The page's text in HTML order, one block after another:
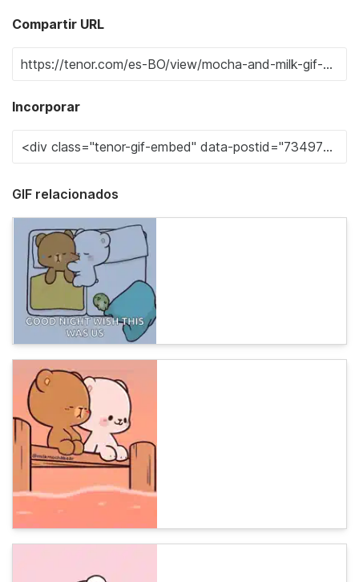
Compartir URL
Incorporar
GIF relacionados